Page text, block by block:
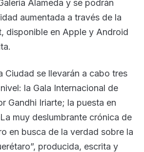
Alameda y se podrán
aumentada a través de la
disponible en Apple y Android
Ciudad se llevarán a cabo tres
la Gala Internacional de
Gandhi Iriarte; la puesta en
muy deslumbrante crónica de
en busca de la verdad sobre la
producida, escrita y